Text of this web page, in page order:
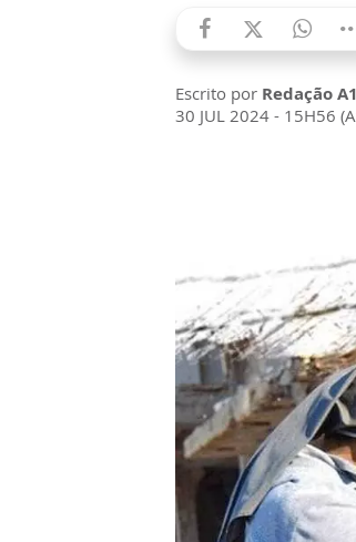
Escrito por Redação
30 JUL 2024 - 15H56